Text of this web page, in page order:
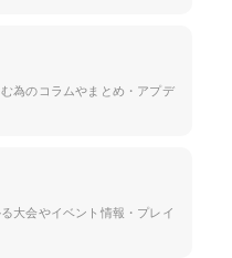
為のコラムやまとめ・アプデ
大会やイベント情報・プレイ